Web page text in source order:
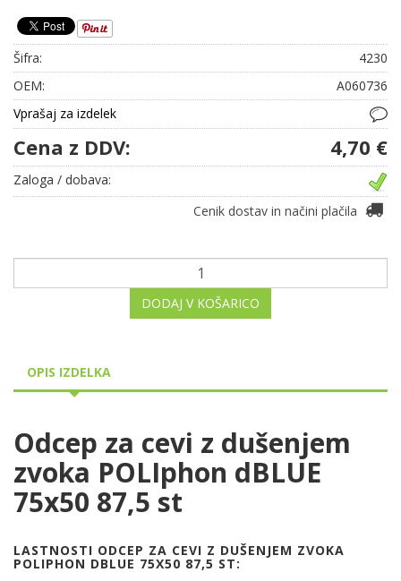
Šifra:
4230
OEM:
A060736
Vprašaj za izdelek
Cena z DDV: 4,70 €
Zaloga / dobava:
Cenik dostav in načini plačila
DODAJ V KOŠARICO
OPIS IZDELKA
Odcep za cevi z dušenjem
zvoka POLIphon dBLUE
75x50 87,5 st
LASTNOSTI ODCEP ZA CEVI Z DUŠENJEM ZVOKA
POLIPHON DBLUE 75X50 87,5 ST: